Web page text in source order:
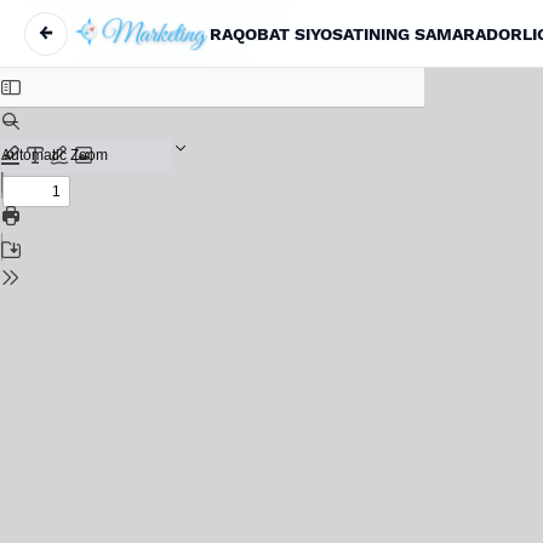
←
Maqola tafsilotlariga qaytish
RAQOBAT SIYOSATINING